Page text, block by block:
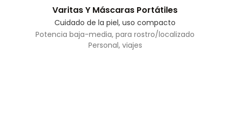
Varitas Y Máscaras Portátiles
Cuidado de la piel, uso compacto
Potencia baja-media, para rostro/localizado
Personal, viajes